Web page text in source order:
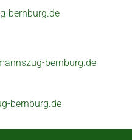
bernburg.de
bernburg.de
bernburg.de